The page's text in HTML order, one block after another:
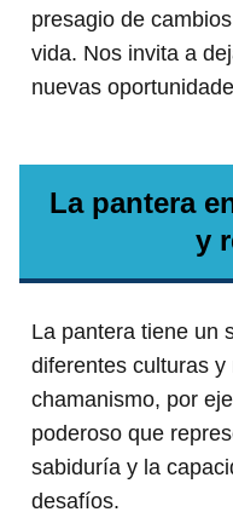
presagio de
vida. Nos invita a
nuevas
La pantera
y
La pantera tiene un
diferentes culturas y
chamanismo, por
poderoso que
sabiduría y la
desafíos.